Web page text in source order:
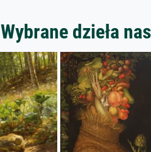
Wybrane dzieła